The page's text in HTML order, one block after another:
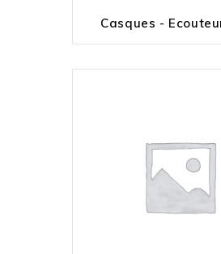
Casques -